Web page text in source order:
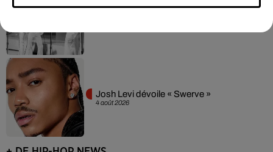
Après le film, bientôt une docu-série sur
4 août 2026
Josh Levi dévoile « Swerve »